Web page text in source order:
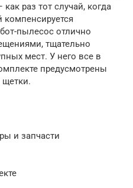
раз тот случай, когда
компенсируется
пылесос отлично
тщательно
мест. У него все в
предусмотрены
и запчасти